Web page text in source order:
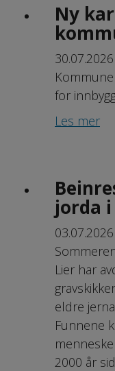
Ny
30.07.2026
for
Les mer
jorda
03.07.2026
Lier har
eldre
Funnene
2000 år